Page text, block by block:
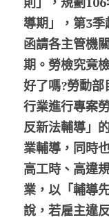
隱私權政
聯絡正航
導期」，第3
函請各主管機
期。勞檢究竟
好了嗎?勞動
行業進行專案
反新法輔導」
業輔導，同時
高工時、高違
業，以「輔導
說，若雇主違